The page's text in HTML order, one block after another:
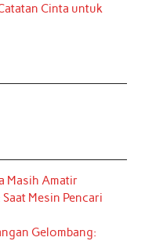
Cinta untuk
Masih Amatir
Saat Mesin Pencari
Gelombang: